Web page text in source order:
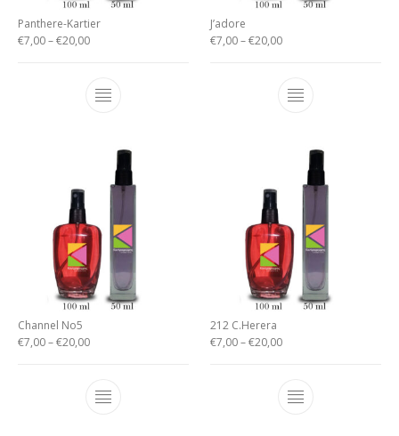
Panthere-Kartier
€7,00–€20,00
J’adore
€7,00–€20,00
Channel No5
€7,00–€20,00
212 C.Herera
€7,00–€20,00